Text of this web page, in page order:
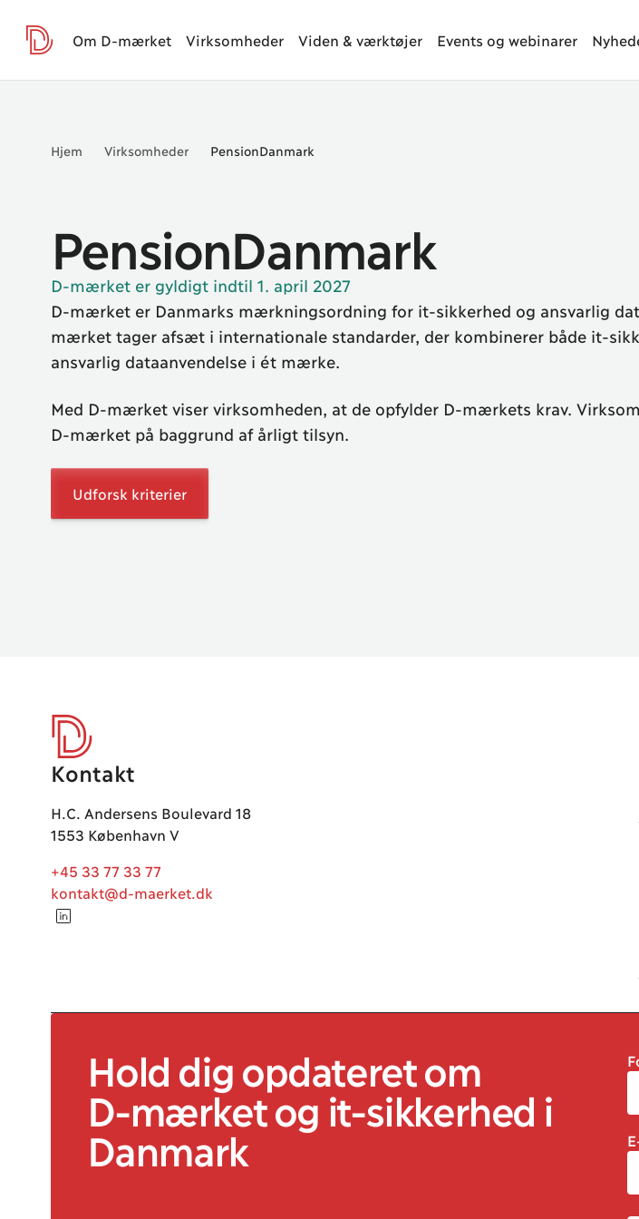
D-mærket
da
Om D-mærket Virksomheder Viden & værktøjer Events og webinarer
Hjem Virksomheder PensionDanmark
PensionDanmark
D-mærket er gyldigt indtil 1. april 2027
D-mærket er Danmarks mærkningsordning for it-sikkerhed og ansvarlig
mærket tager afsæt i internationale standarder, der kombinerer både it-
ansvarlig dataanvendelse i ét mærke.
Med D-mærket viser virksomheden, at de opfylder D-mærkets krav.
D-mærket på baggrund af årligt tilsyn.
Udforsk kriterier
D-mærket
Kontakt
H.C. Andersens Boulevard 18
1553 København V
+45 33 77 33 77
kontakt@d-maerket.dk
Hold dig opdateret om
D-mærketog it-sikkerhedi
Danmark